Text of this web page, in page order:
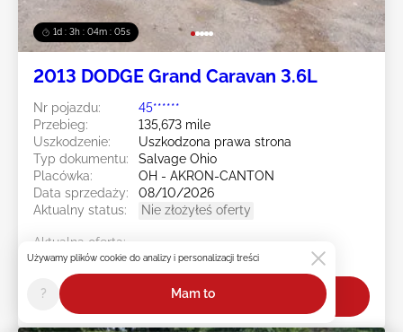
1d : 3h : 04m : 02s
2013 DODGE Grand Caravan 3.6L
Nr pojazdu:
45******
Przebieg:
135,673 mile
Uszkodzenie:
Uszkodzona prawa strona
Typ dokumentu:
Salvage Ohio
Placówka:
OH - AKRON-CANTON
Data sprzedaży:
08/10/2026
Aktualny status:
Nie złożyłeś oferty
Aktualna oferta:
$0
Licytuj teraz!
Używamy plików cookie do analizy i personalizacji treści
? Mam to